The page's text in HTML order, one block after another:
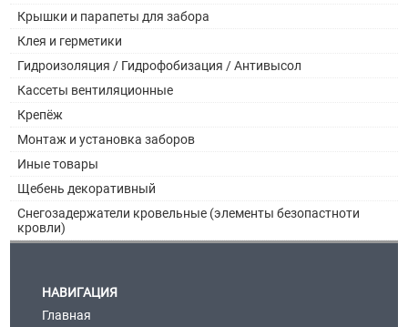
Крышки и парапеты для забора
Клея и герметики
Гидроизоляция / Гидрофобизация / Антивысол
Кассеты вентиляционные
Крепёж
Монтаж и установка заборов
Иные товары
Щебень декоративный
Снегозадержатели кровельные (элементы безопастноти
кровли)
НАВИГАЦИЯ
Главная